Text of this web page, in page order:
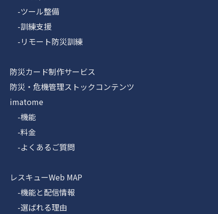
-ツール整備
-訓練支援
-リモート防災訓練
防災カード制作サービス
防災・危機管理ストックコンテンツ
imatome
-機能
-料金
-よくあるご質問
レスキューWeb MAP
-機能と配信情報
-選ばれる理由